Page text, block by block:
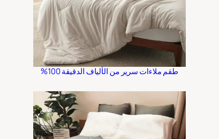
طقم ملاءات سرير من الألياف الدقيقة 100%